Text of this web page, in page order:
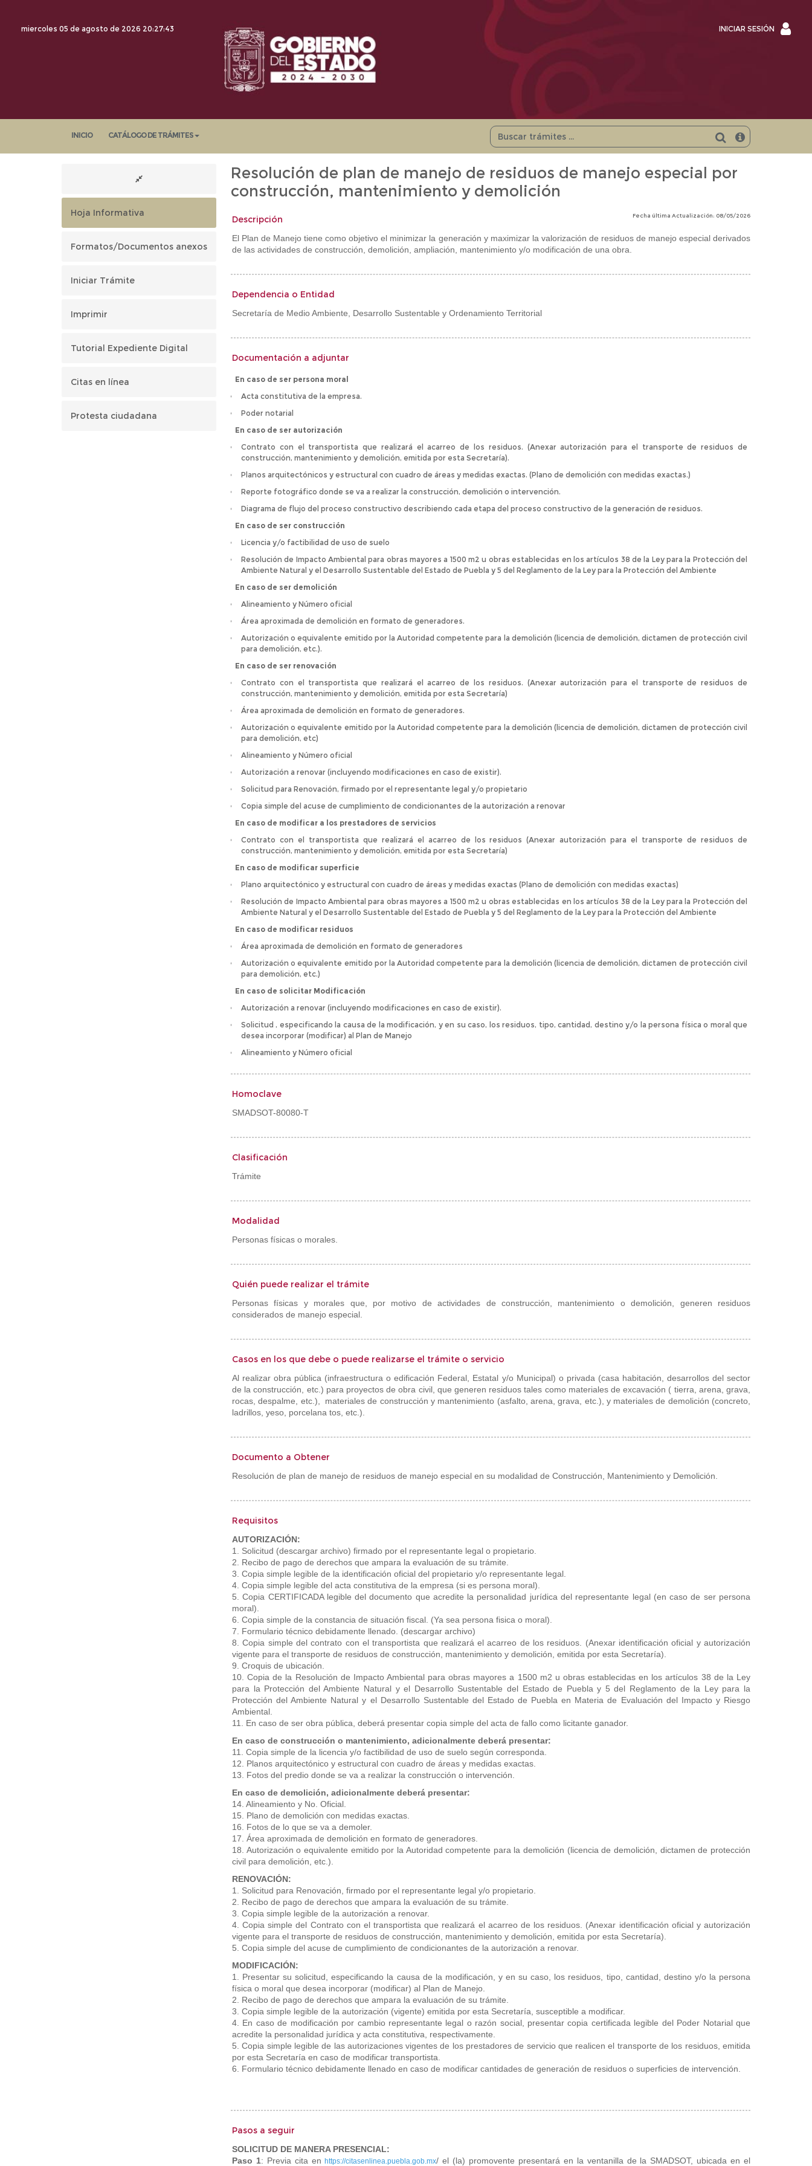
miercoles 05 de agosto de 2026 20:27:44 INICIAR SESIÓN
INICIO CATÁLOGO DE TRÁMITES
Hoja Informativa
Formatos/Documentos anexos
Iniciar Trámite
Imprimir
Tutorial Expediente Digital
Citas en línea
Protesta ciudadana
Resolución de plan de manejo de residuos de manejo especial por
construcción, mantenimiento y demolición
Fecha última Actualización: 08/05/2026
Descripción
El Plan de Manejo tiene como objetivo el minimizar la generación y maximizar la valorización de residuos de manejo especial derivados
de las actividades de construcción, demolición, ampliación, mantenimiento y/o modificación de una obra.
Dependencia o Entidad
Secretaría de Medio Ambiente, Desarrollo Sustentable y Ordenamiento Territorial
Documentación a adjuntar
En caso de ser persona moral
Acta constitutiva de la empresa.
Poder notarial
En caso de ser autorización
Contrato con el transportista que realizará el acarreo de los residuos. (Anexar autorización para el transporte de residuos de
construcción, mantenimiento y demolición, emitida por esta Secretaría).
Planos arquitectónicos y estructural con cuadro de áreas y medidas exactas. (Plano de demolición con medidas exactas.)
Reporte fotográfico donde se va a realizar la construcción, demolición o intervención.
Diagrama de flujo del proceso constructivo describiendo cada etapa del proceso constructivo de la generación de residuos.
En caso de ser construcción
Licencia y/o factibilidad de uso de suelo
Resolución de Impacto Ambiental para obras mayores a 1500 m2 u obras establecidas en los artículos 38 de la Ley para la Protección del
Ambiente Natural y el Desarrollo Sustentable del Estado de Puebla y 5 del Reglamento de la Ley para la Protección del Ambiente
En caso de ser demolición
Alineamiento y Número oficial
Área aproximada de demolición en formato de generadores.
Autorización o equivalente emitido por la Autoridad competente para la demolición (licencia de demolición, dictamen de protección civil
para demolición, etc.).
En caso de ser renovación
Contrato con el transportista que realizará el acarreo de los residuos. (Anexar autorización para el transporte de residuos de
construcción, mantenimiento y demolición, emitida por esta Secretaría)
Área aproximada de demolición en formato de generadores.
Autorización o equivalente emitido por la Autoridad competente para la demolición (licencia de demolición, dictamen de protección civil
para demolición, etc)
Alineamiento y Número oficial
Autorización a renovar (incluyendo modificaciones en caso de existir).
Solicitud para Renovación, firmado por el representante legal y/o propietario
Copia simple del acuse de cumplimiento de condicionantes de la autorización a renovar
En caso de modificar a los prestadores de servicios
Contrato con el transportista que realizará el acarreo de los residuos (Anexar autorización para el transporte de residuos de
construcción, mantenimiento y demolición, emitida por esta Secretaría)
En caso de modificar superficie
Plano arquitectónico y estructural con cuadro de áreas y medidas exactas (Plano de demolición con medidas exactas)
Resolución de Impacto Ambiental para obras mayores a 1500 m2 u obras establecidas en los artículos 38 de la Ley para la Protección del
Ambiente Natural y el Desarrollo Sustentable del Estado de Puebla y 5 del Reglamento de la Ley para la Protección del Ambiente
En caso de modificar residuos
Área aproximada de demolición en formato de generadores
Autorización o equivalente emitido por la Autoridad competente para la demolición (licencia de demolición, dictamen de protección civil
para demolición, etc.)
En caso de solicitar Modificación
Autorización a renovar (incluyendo modificaciones en caso de existir).
Solicitud , especificando la causa de la modificación, y en su caso, los residuos, tipo, cantidad, destino y/o la persona física o moral que
desea incorporar (modificar) al Plan de Manejo
Alineamiento y Número oficial
Homoclave
SMADSOT-80080-T
Clasificación
Trámite
Modalidad
Personas físicas o morales.
Quién puede realizar el trámite
Personas físicas y morales que, por motivo de actividades de construcción, mantenimiento o demolición, generen residuos
considerados de manejo especial.
Casos en los que debe o puede realizarse el trámite o servicio
Al realizar obra pública (infraestructura o edificación Federal, Estatal y/o Municipal) o privada (casa habitación, desarrollos del sector
de la construcción, etc.) para proyectos de obra civil, que generen residuos tales como materiales de excavación ( tierra, arena, grava,
rocas, despalme, etc.), materiales de construcción y mantenimiento (asfalto, arena, grava, etc.), y materiales de demolición (concreto,
ladrillos, yeso, porcelana tos, etc.).
Documento a Obtener
Resolución de plan de manejo de residuos de manejo especial en su modalidad de Construcción, Mantenimiento y Demolición.
Requisitos
AUTORIZACIÓN:
1. Solicitud (descargar archivo) firmado por el representante legal o propietario.
2. Recibo de pago de derechos que ampara la evaluación de su trámite.
3. Copia simple legible de la identificación oficial del propietario y/o representante legal.
4. Copia simple legible del acta constitutiva de la empresa (si es persona moral).
5. Copia CERTIFICADA legible del documento que acredite la personalidad jurídica del representante legal (en caso de ser persona
moral).
6. Copia simple de la constancia de situación fiscal. (Ya sea persona fisica o moral).
7. Formulario técnico debidamente llenado. (descargar archivo)
8. Copia simple del contrato con el transportista que realizará el acarreo de los residuos. (Anexar identificación oficial y autorización
vigente para el transporte de residuos de construcción, mantenimiento y demolición, emitida por esta Secretaría).
9. Croquis de ubicación.
10. Copia de la Resolución de Impacto Ambiental para obras mayores a 1500 m2 u obras establecidas en los artículos 38 de la Ley
para la Protección del Ambiente Natural y el Desarrollo Sustentable del Estado de Puebla y 5 del Reglamento de la Ley para la
Protección del Ambiente Natural y el Desarrollo Sustentable del Estado de Puebla en Materia de Evaluación del Impacto y Riesgo
Ambiental.
11. En caso de ser obra pública, deberá presentar copia simple del acta de fallo como licitante ganador.
En caso de construcción o mantenimiento, adicionalmente deberá presentar:
11. Copia simple de la licencia y/o factibilidad de uso de suelo según corresponda.
12. Planos arquitectónico y estructural con cuadro de áreas y medidas exactas.
13. Fotos del predio donde se va a realizar la construcción o intervención.
En caso de demolición, adicionalmente deberá presentar:
14. Alineamiento y No. Oficial.
15. Plano de demolición con medidas exactas.
16. Fotos de lo que se va a demoler.
17. Área aproximada de demolición en formato de generadores.
18. Autorización o equivalente emitido por la Autoridad competente para la demolición (licencia de demolición, dictamen de protección
civil para demolición, etc.).
RENOVACIÓN:
1. Solicitud para Renovación, firmado por el representante legal y/o propietario.
2. Recibo de pago de derechos que ampara la evaluación de su trámite.
3. Copia simple legible de la autorización a renovar.
4. Copia simple del Contrato con el transportista que realizará el acarreo de los residuos. (Anexar identificación oficial y autorización
vigente para el transporte de residuos de construcción, mantenimiento y demolición, emitida por esta Secretaría).
5. Copia simple del acuse de cumplimiento de condicionantes de la autorización a renovar.
MODIFICACIÓN:
1. Presentar su solicitud, especificando la causa de la modificación, y en su caso, los residuos, tipo, cantidad, destino y/o la persona
física o moral que desea incorporar (modificar) al Plan de Manejo.
2. Recibo de pago de derechos que ampara la evaluación de su trámite.
3. Copia simple legible de la autorización (vigente) emitida por esta Secretaría, susceptible a modificar.
4. En caso de modificación por cambio representante legal o razón social, presentar copia certificada legible del Poder Notarial que
acredite la personalidad jurídica y acta constitutiva, respectivamente.
5. Copia simple legible de las autorizaciones vigentes de los prestadores de servicio que realicen el transporte de los residuos, emitida
por esta Secretaría en caso de modificar transportista.
6. Formulario técnico debidamente llenado en caso de modificar cantidades de generación de residuos o superficies de intervención.
Pasos a seguir
SOLICITUD DE MANERA PRESENCIAL:
Paso 1: Previa cita enhttps://citasenlinea.puebla.gob.mx/ el (la) promovente presentará en la ventanilla de la SMADSOT, ubicada en el